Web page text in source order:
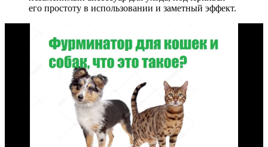
его простоту в использовании и заметный эффект.